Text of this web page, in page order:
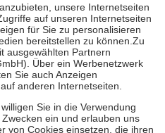
jedochfünf Euround
nie mehr als die tatsächlichen
auch für Online-Apotheken.
beträgt die
sowie zehn Euro je
für ihre eigene Gesundheit zu
der Familie zu unterstützen,